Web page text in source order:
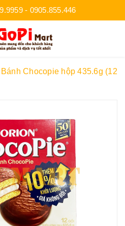
- 0905.855.446
Bánh Chocopie hộp 435.6g (12